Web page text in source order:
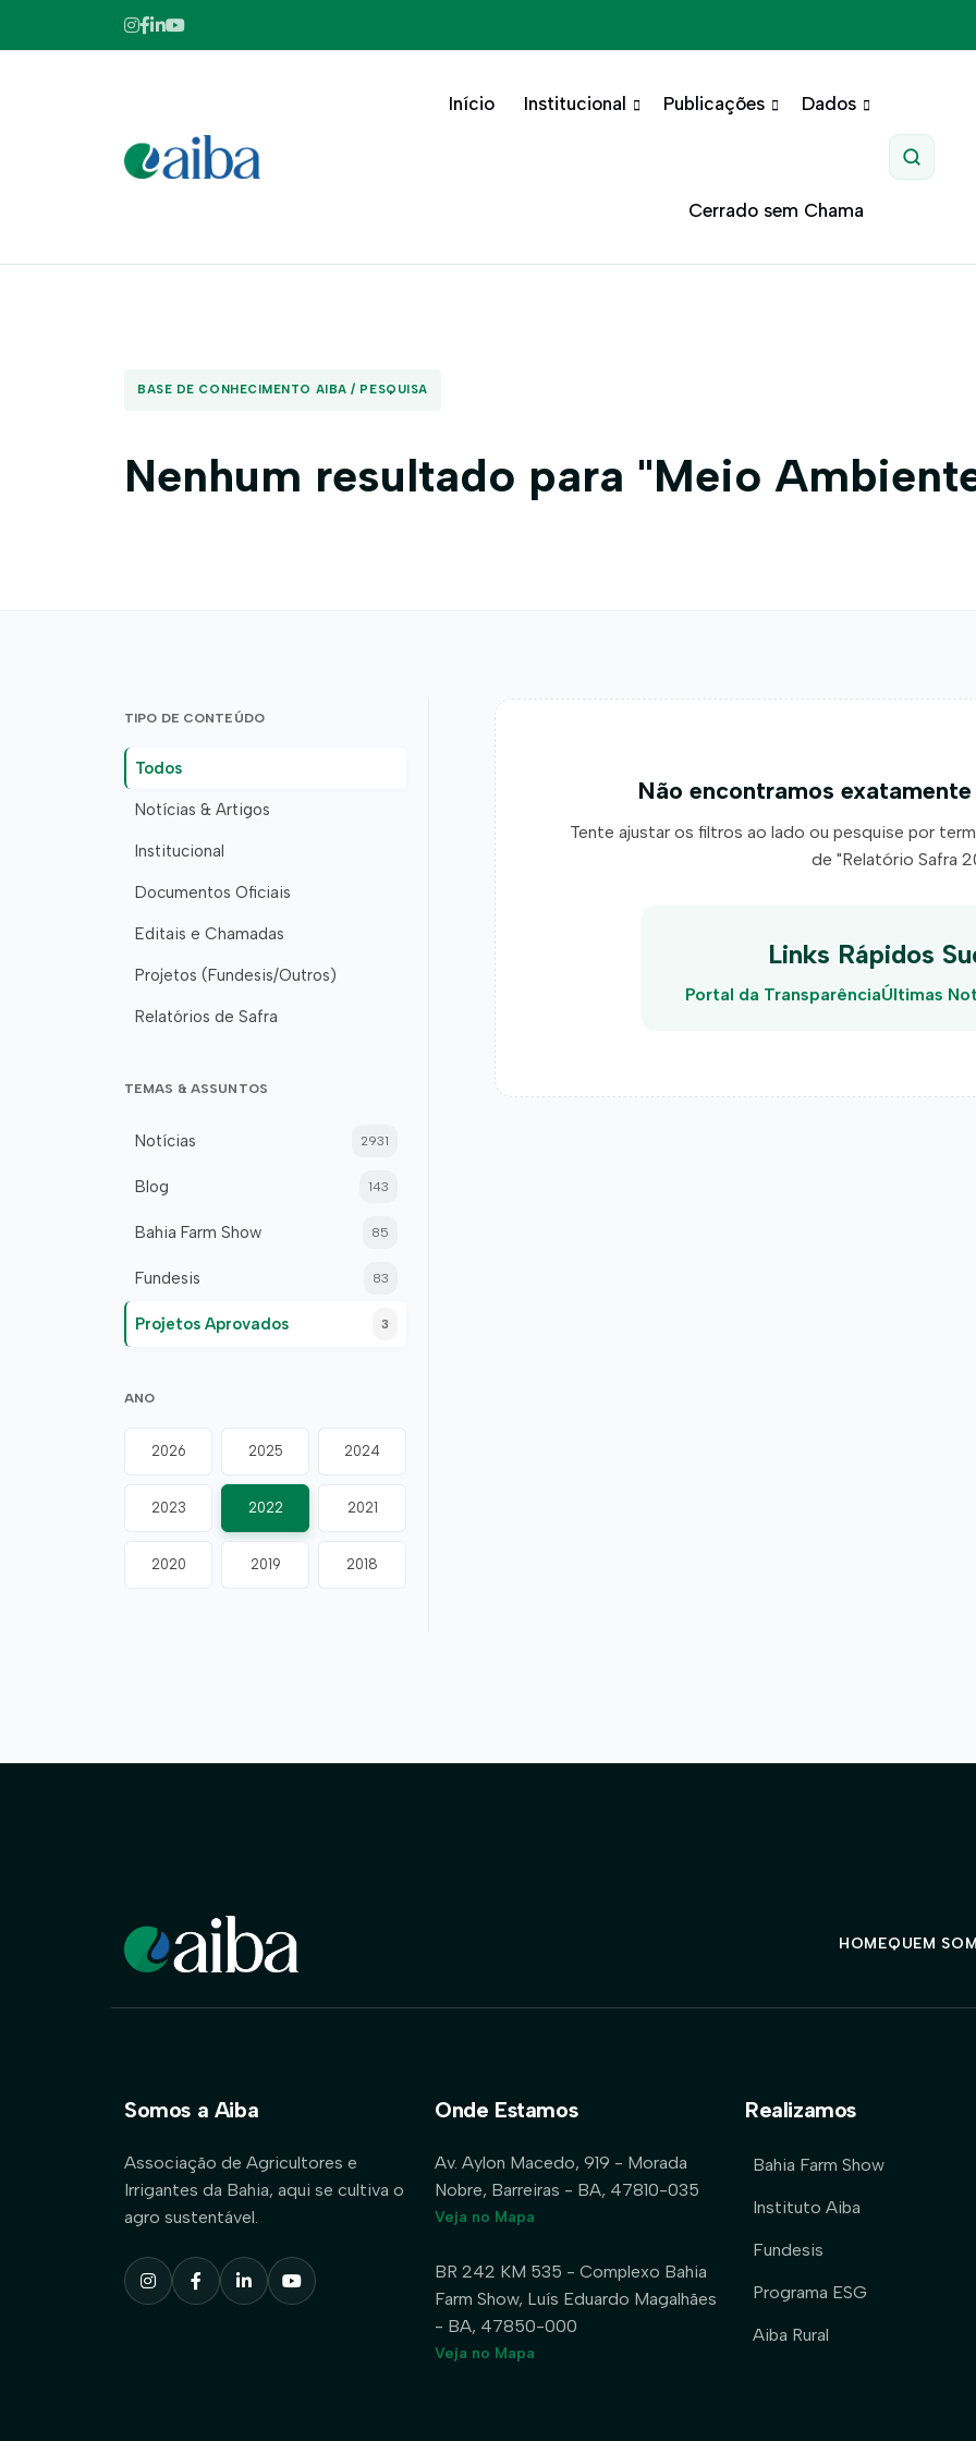
Início Institucional Publicações Dados
Cerrado sem Chama
Pesquisar
BASE DE CONHECIMENTO AIBA / PESQUISA
Nenhum resultado para "Meio
TIPO DE CONTEÚDO
Todos
Notícias & Artigos
Institucional
Documentos Oficiais
Editais e Chamadas
Projetos (Fundesis/Outros)
Relatórios de Safra
TEMAS & ASSUNTOS
Notícias 2931
Blog 143
Bahia Farm Show 85
Fundesis 83
Projetos Aprovados 3
ANO
2026 2025 2024
2023 2022 2021
2020 2019 2018
Não encontramos
Tente ajustar os filtros ao lado ou pesquise por
de "Relatório Safra
Links Rápidos
Portal da TransparênciaÚltimas
HOMEQUEM
Somos a Aiba
Associação de Agricultores e
Irrigantes da Bahia, aqui se cultiva o
agro sustentável.
Onde Estamos
Av. Aylon Macedo, 919 - Morada
Nobre, Barreiras - BA, 47810-035
Veja no Mapa
BR 242 KM 535 - Complexo Bahia
Farm Show, Luís Eduardo Magalhães
- BA, 47850-000
Veja no Mapa
Realizamos
Bahia Farm Show
Instituto Aiba
Fundesis
Programa ESG
Aiba Rural